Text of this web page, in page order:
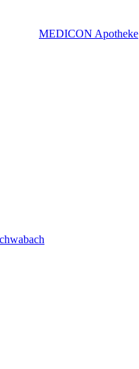
MEDICON Apotheke